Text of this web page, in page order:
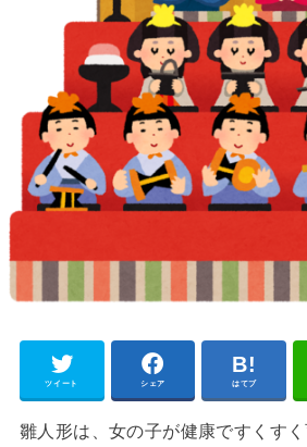
ツイート シェア はてブ
雛人形は、女の子が健康ですくす